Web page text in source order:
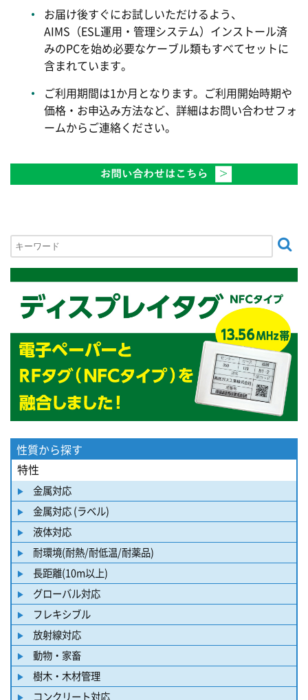
お届け後すぐにお試しいただけるよう、
AIMS（ESL運用・管理システム）インストール済
みのPCを始め必要なケーブル類もすべてセットに
含まれています。
ご利用期間は1か月となります。ご利用開始時期や
価格・お申込み方法など、詳細はお問い合わせフォ
ームからご連絡ください。
性質から探す
特性
金属対応
金属対応 (ラベル)
液体対応
耐環境(耐熱/耐低温/耐薬品)
長距離(10m以上)
グローバル対応
フレキシブル
放射線対応
動物・家畜
樹木・木材管理
コンクリート対応